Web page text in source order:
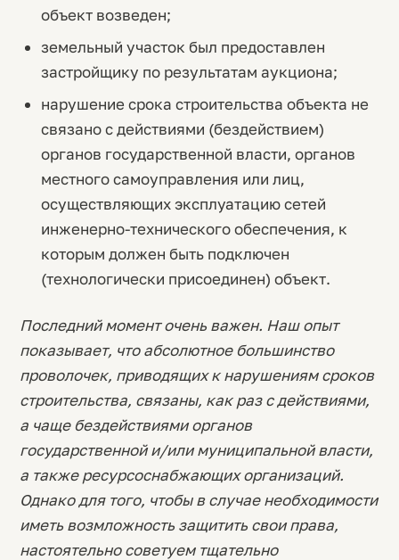
объект возведен;
земельный участок был предоставлен
застройщику по результатам аукциона;
нарушение срока строительства объекта не
связано с действиями (бездействием)
органов государственной власти, органов
местного самоуправления или лиц,
осуществляющих эксплуатацию сетей
инженерно-технического обеспечения, к
которым должен быть подключен
(технологически присоединен) объект.
Последний момент очень важен. Наш опыт
показывает, что абсолютное большинство
проволочек, приводящих к нарушениям сроков
строительства, связаны, как раз с действиями,
а чаще бездействиями органов
государственной и/или муниципальной власти,
а также ресурсоснабжающих организаций.
Однако для того, чтобы в случае необходимости
иметь возмложность защитить свои права,
настоятельно советуем тщательно